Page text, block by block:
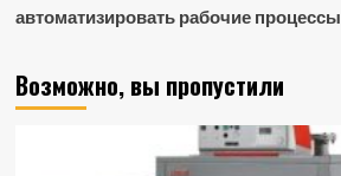
автоматизировать рабочие процессы
Возможно, вы пропустили